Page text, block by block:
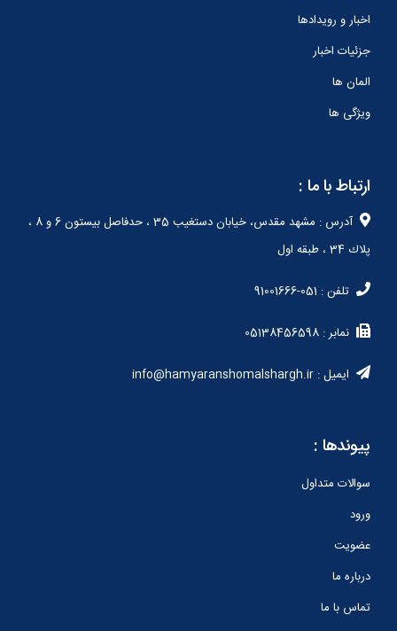
اخبار و رویدادها
جزئیات اخبار
المان ها
ویژگی ها
پیوندها :
سوالات متداول
ورود
عضویت
درباره ما
تماس با ما
ارتباط با ما :
آدرس : مشهد مقدس، خيابان دستغيب 35 ، حدفاصل بيستون 6 و 8 ،
پلاك 34 ، طبقه اول
تلفن : 051-91001666
نمابر : 05138456598
ایمیل : info@hamyaranshomalshargh.ir